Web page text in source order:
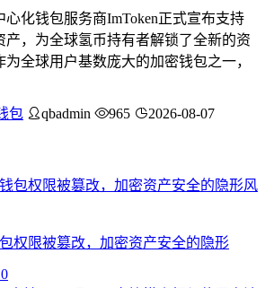
心化钱包服务商ImToken正式宣布支持
产，为全球氢币持有者解锁了全新的资
为全球用户基数庞大的加密钱包之一，
包 qbadmin 965 2026-08-07
权限被篡改，加密资产安全的隐形
0